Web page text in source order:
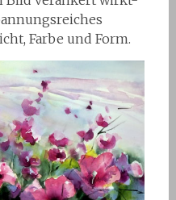
Farbe und Form.